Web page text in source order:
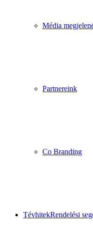
Média
Partnereink
Co Branding
TévhitekRendelési